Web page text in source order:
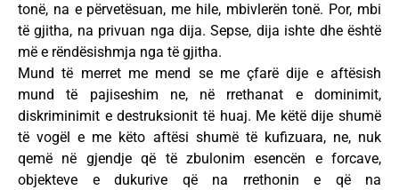
tonë, na e përvetësuan, me hile, mbivlerën tonë. Por, mbi
të gjitha, na privuan nga dija. Sepse, dija ishte dhe është
më e rëndësishmja nga të gjitha.
Mund të merret me mend se me çfarë dije e aftësish
mund të pajiseshim ne, në rrethanat e dominimit,
diskriminimit e destruksionit të huaj. Me këtë dije shumë
të vogël e me këto aftësi shumë të kufizuara, ne, nuk
qemë në gjendje që të zbulonim esencën e forcave,
objekteve e dukurive që na rrethonin e që na